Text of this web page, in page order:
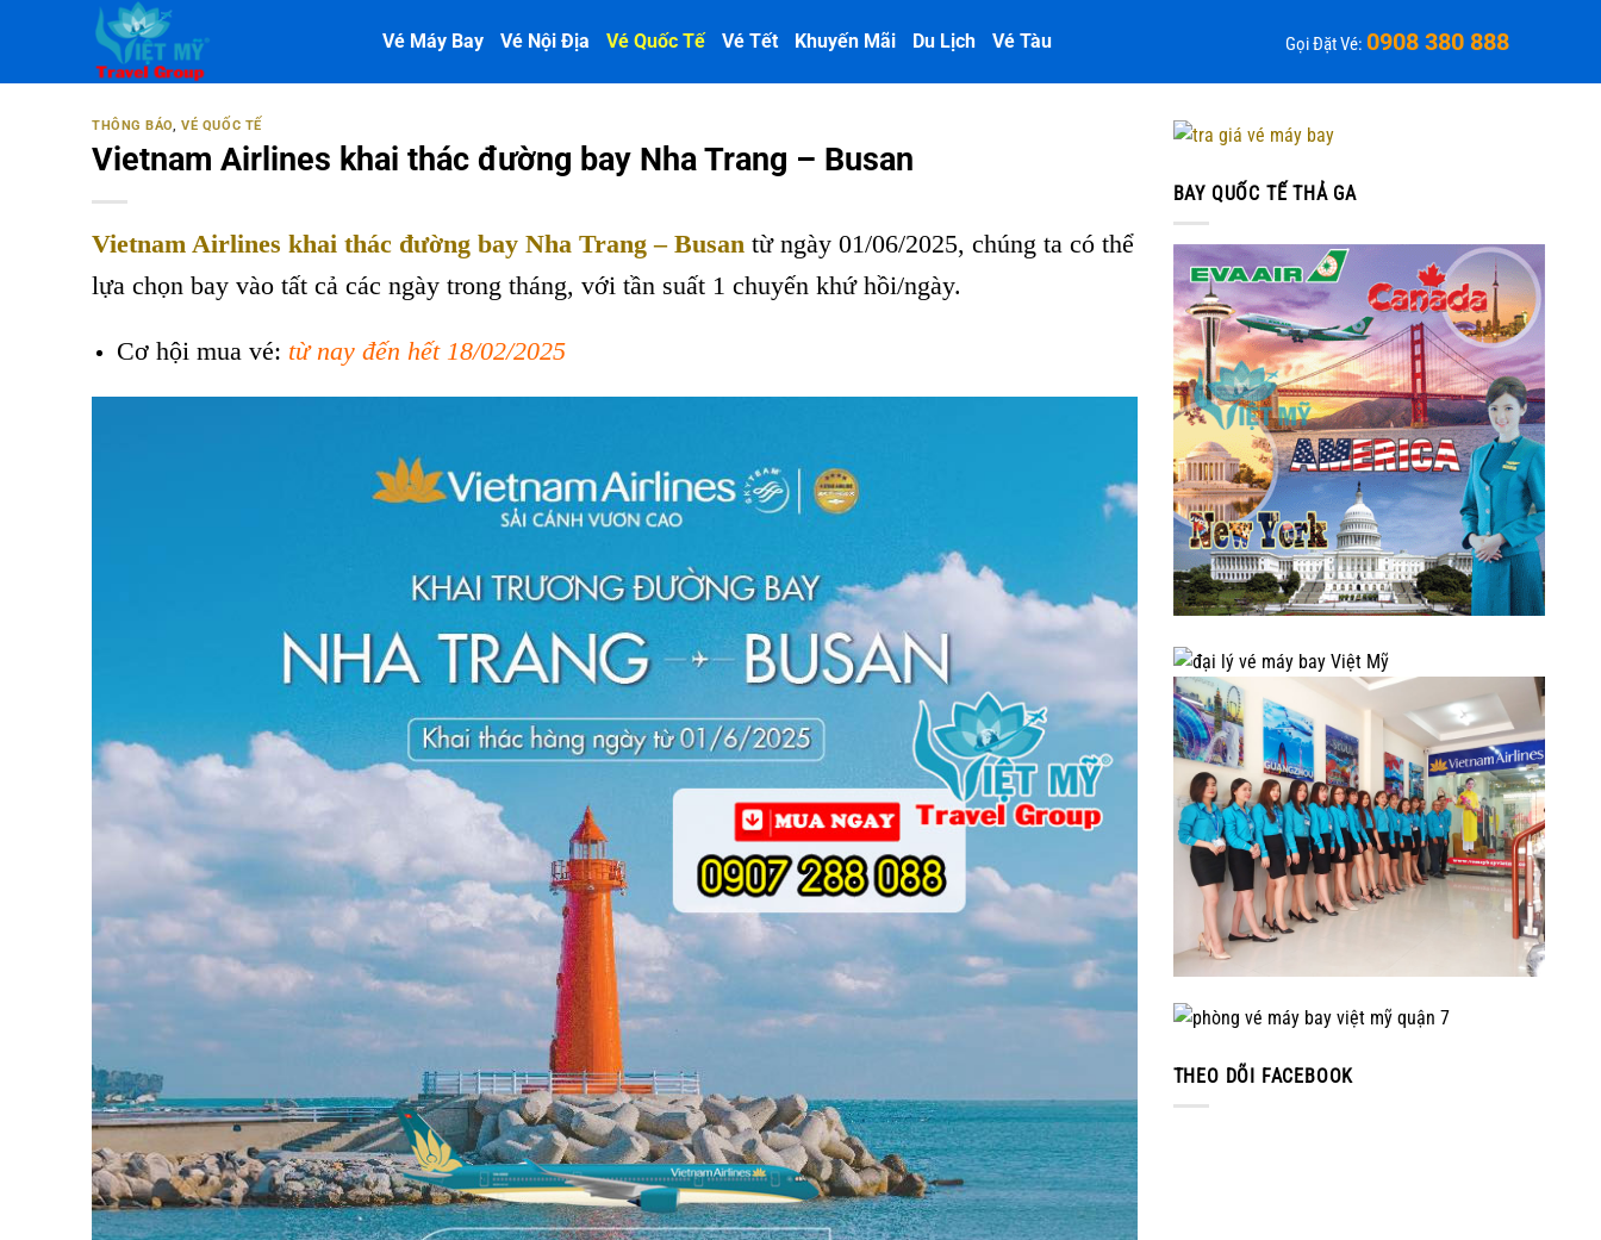
Vé Máy Bay Vé Nội Địa Vé Quốc Tế Vé Tết Khuyến Mãi Du Lịch Vé Tàu Gọi Đặt Vé: 0908 380 888
THÔNG BÁO,VÉ QUỐC TẾ
Vietnam Airlines khai thác đường bay Nha Trang – Busan
Vietnam Airlines khai thác đường bay Nha Trang – Busan từ ngày 01/06/2025, chúng ta có thể
lựa chọn bay vào tất cả các ngày trong tháng, với tần suất 1 chuyến khứ hồi/ngày.
Cơ hội mua vé: từ nay đến hết 18/02/2025
BAY QUỐC TẾ THẢ GA
THEO DÕI FACEBOOK